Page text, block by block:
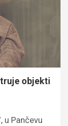
objekti
u Pančevu